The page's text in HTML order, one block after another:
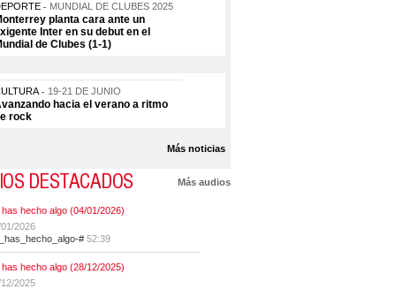
MUNDIAL DE CLUBES 2025
planta cara ante un
Inter en su debut en el
de Clubes (1-1)
19-21 DE JUNIO
hacia el verano a ritmo
rock
Más noticias
DESTACADOS Más audios
hecho algo (04/01/2026)
2026
# 52:39
hecho algo (28/12/2025)
2025